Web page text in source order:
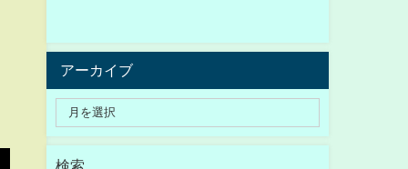
アーカイブ
検索